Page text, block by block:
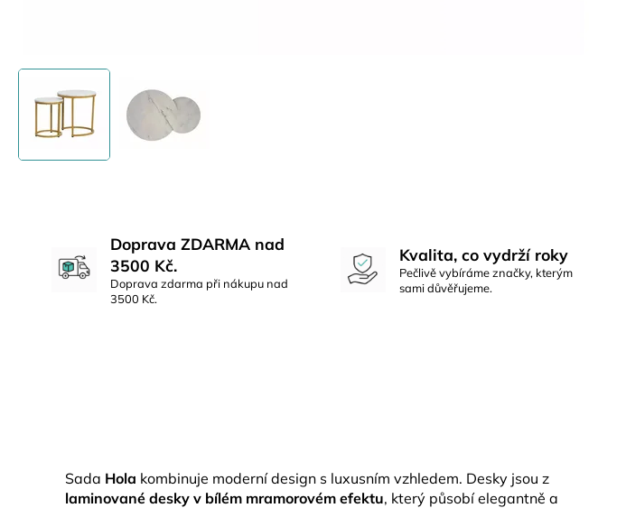
Doprava ZDARMA nad
3500 Kč.
Doprava zdarma při nákupu nad
3500 Kč.
Kvalita, co vydrží roky
Pečlivě vybíráme značky, kterým
sami důvěřujeme.
Sada Hola kombinuje moderní design s luxusním vzhledem. Desky jsou z
laminované desky v bílém mramorovém efektu, který působí elegantně a